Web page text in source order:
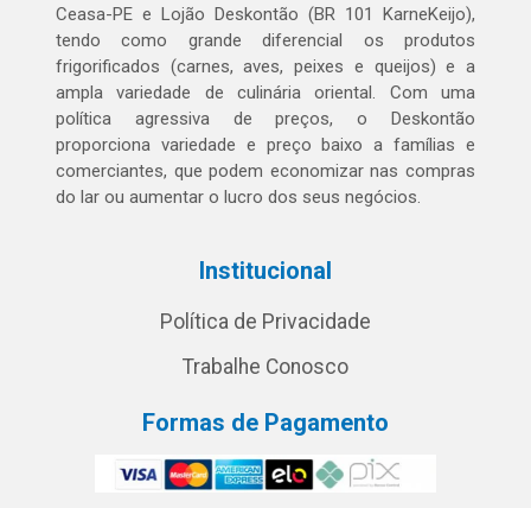
Ceasa-PE e Lojão Deskontão (BR 101 KarneKeijo),
tendo como grande diferencial os produtos
frigorificados (carnes, aves, peixes e queijos) e a
ampla variedade de culinária oriental. Com uma
política agressiva de preços, o Deskontão
proporciona variedade e preço baixo a famílias e
comerciantes, que podem economizar nas compras
do lar ou aumentar o lucro dos seus negócios.
Institucional
Política de Privacidade
Trabalhe Conosco
Formas de Pagamento